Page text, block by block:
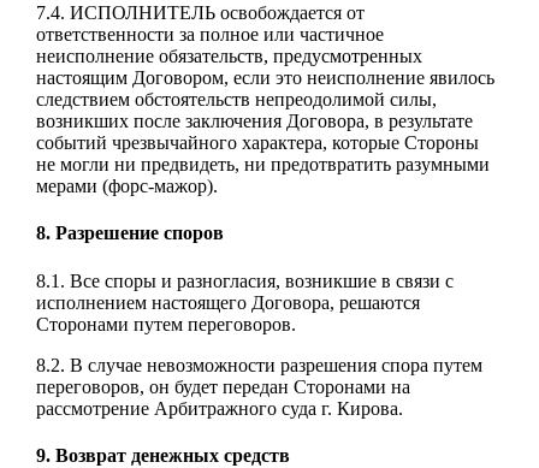
7.4. ИСПОЛНИТЕЛЬ освобождается от
ответственности за полное или частичное
неисполнение обязательств, предусмотренных
настоящим Договором, если это неисполнение явилось
следствием обстоятельств непреодолимой силы,
возникших после заключения Договора, в результате
событий чрезвычайного характера, которые Стороны
не могли ни предвидеть, ни предотвратить разумными
мерами (форс-мажор).
8. Разрешение споров
8.1. Все споры и разногласия, возникшие в связи с
исполнением настоящего Договора, решаются
Сторонами путем переговоров.
8.2. В случае невозможности разрешения спора путем
переговоров, он будет передан Сторонами на
рассмотрение Арбитражного суда г. Кирова.
9. Возврат денежных средств